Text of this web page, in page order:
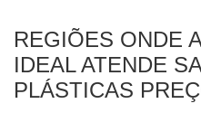
REGIÕES ONDE
IDEAL ATENDE
PLÁSTICAS